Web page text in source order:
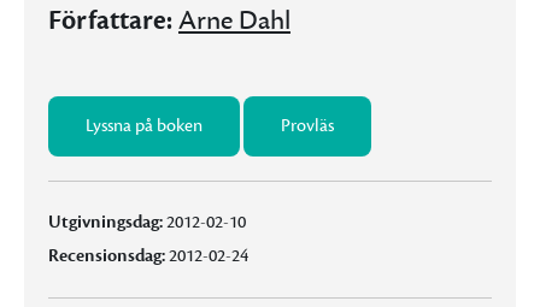
Författare:Arne Dahl
Lyssna på boken Provläs
Utgivningsdag:2012-02-10
Recensionsdag:2012-02-24